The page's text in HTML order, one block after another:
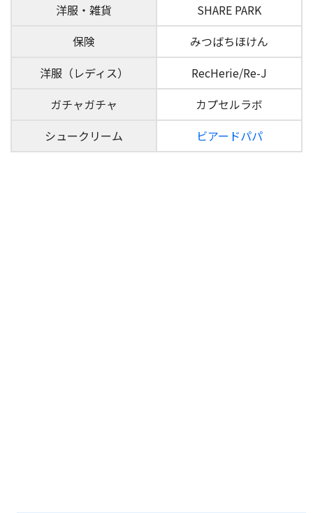
洋服・雑貨
SHARE PARK
保険
みつばちほけん
洋服（レディス）
RecHerie/Re-J
ガチャガチャ
カプセルラボ
シュークリーム
ビアードパパ